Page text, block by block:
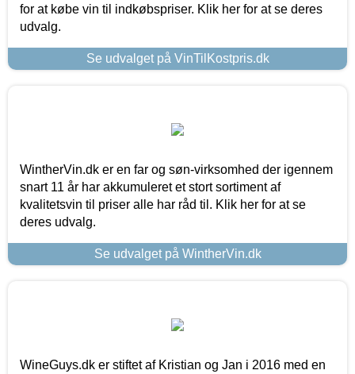
for at købe vin til indkøbspriser. Klik her for at se deres
udvalg.
Se udvalget på VinTilKostpris.dk
WintherVin.dk er en far og søn-virksomhed der igennem
snart 11 år har akkumuleret et stort sortiment af
kvalitetsvin til priser alle har råd til. Klik her for at se
deres udvalg.
Se udvalget på WintherVin.dk
WineGuys.dk er stiftet af Kristian og Jan i 2016 med en